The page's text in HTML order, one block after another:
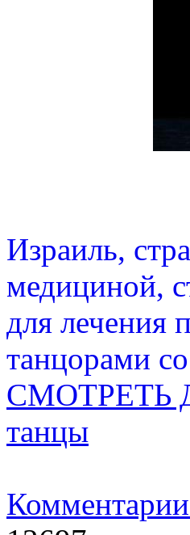
Израиль,
медициной,
для лечения
танцорами
СМОТРЕТЬ
танцы